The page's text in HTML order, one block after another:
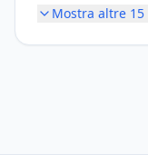
Mostra altre 15